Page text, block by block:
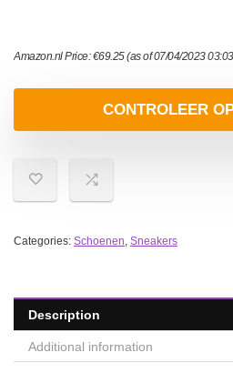
Amazon.nl Price:€69.25(as of 07/04/2023
CONTROLEER
Categories: Schoenen, Sneakers
Description
Additional information